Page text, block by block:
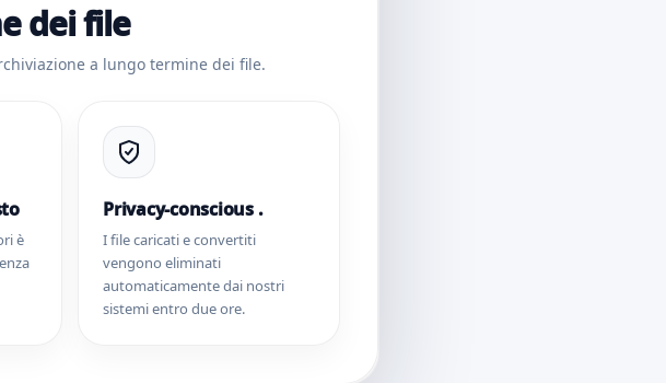
dei file
a lungo termine dei file.
è
Privacy-conscious .
I file caricati e convertiti
vengono eliminati
automaticamente dai nostri
sistemi entro due ore.